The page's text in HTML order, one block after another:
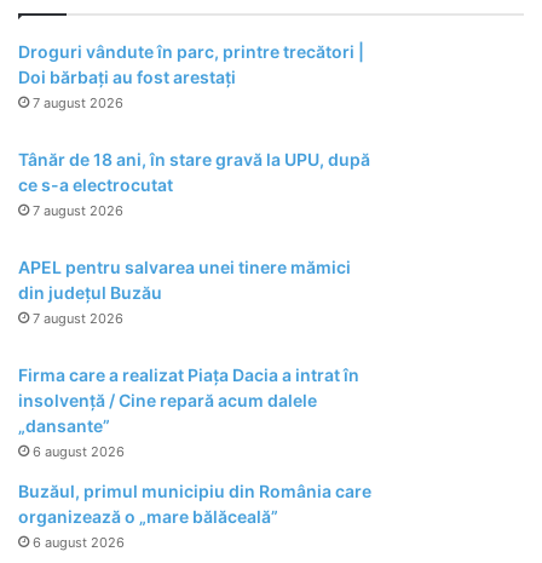
Droguri vândute în parc, printre trecători |
Doi bărbați au fost arestați
7 august 2026
Tânăr de 18 ani, în stare gravă la UPU, după
ce s-a electrocutat
7 august 2026
APEL pentru salvarea unei tinere mămici
din județul Buzău
7 august 2026
Firma care a realizat Piața Dacia a intrat în
insolvență / Cine repară acum dalele
„dansante”
6 august 2026
Buzăul, primul municipiu din România care
organizează o „mare bălăceală”
6 august 2026